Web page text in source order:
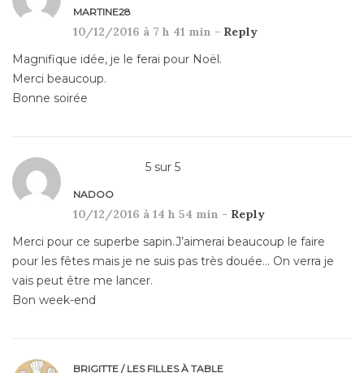
MARTINE28
10/12/2016 à 7 h 41 min - Reply
Magnifique idée, je le ferai pour Noël.
Merci beaucoup.
Bonne soirée
5 sur 5
NADOO
10/12/2016 à 14 h 54 min - Reply
Merci pour ce superbe sapin.J’aimerai beaucoup le faire
pour les fêtes mais je ne suis pas très douée… On verra je
vais peut être me lancer.
Bon week-end
BRIGITTE / LES FILLES À TABLE